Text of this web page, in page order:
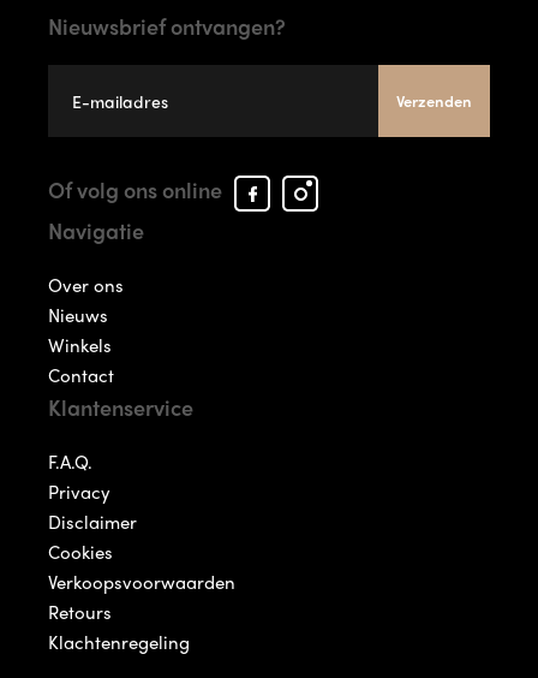
Nieuwsbrief ontvangen?
Verzenden
Of volg ons online Facebook
Arcade
Instagram
Arcade
Navigatie
Over ons
Nieuws
Winkels
Contact
Klantenservice
F.A.Q.
Privacy
Disclaimer
Cookies
Verkoopsvoorwaarden
Retours
Klachtenregeling